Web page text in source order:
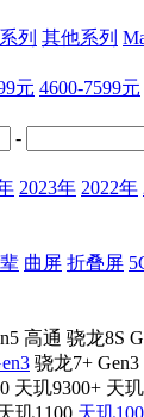
列 其他系列
元 4600-7599元
-
2023年 2022年
曲屏 折叠屏
高通 骁龙8S
骁龙7+ Gen3
天玑9300+ 天